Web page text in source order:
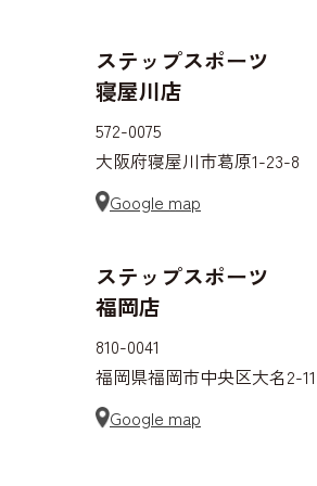
ステップスポーツ
寝屋川店
572-0075
大阪府寝屋川市葛原1-23-8
Google map
ステップスポーツ
福岡店
810-0041
福岡県福岡市中央区大名2-
Google map